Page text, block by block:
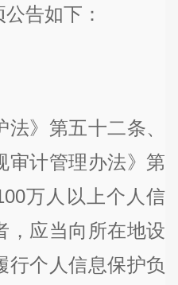
告如下：
》第五十二条、
审计管理办法》第
万人以上个人信
，应当向所在地设
行个人信息保护负